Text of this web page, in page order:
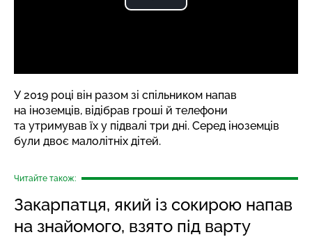
У 2019 році він разом зі спільником напав
на іноземців, відібрав гроші й телефони
та утримував їх у підвалі три дні. Серед іноземців
були двоє малолітніх дітей.
Читайте також:
Закарпатця, який із сокирою напав
на знайомого, взято під варту